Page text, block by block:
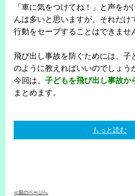
「車に気をつけてね！」と声をか
んは多いと思いますが、それだけ
行動をセーブすることはできませ
飛び出し事故を防ぐためには、子
のように教えればいいのでしょう
今回は、子どもを飛び出し事故か
まとめます。
もっと読む
≪前のページへ